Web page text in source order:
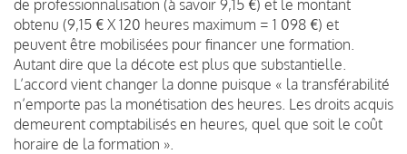
de professionnalisation (à savoir 9,15 €) et le montant
obtenu (9,15 € X 120 heures maximum = 1 098 €) et
peuvent être mobilisées pour financer une formation.
Autant dire que la décote est plus que substantielle.
L’accord vient changer la donne puisque « la transférabilité
n’emporte pas la monétisation des heures. Les droits acquis
demeurent comptabilisés en heures, quel que soit le coût
horaire de la formation ».